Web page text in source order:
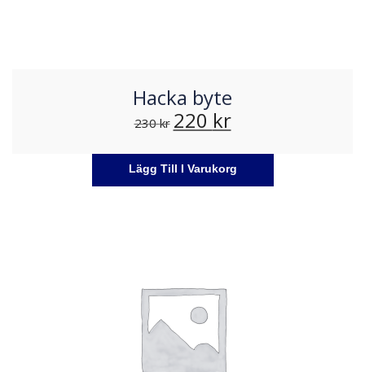
Hacka byte
230kr 220 kr
Lägg Till I Varukorg